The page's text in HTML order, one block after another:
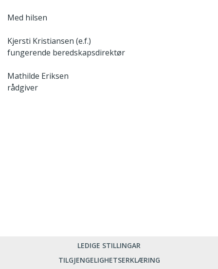
Med hilsen
Kjersti Kristiansen (e.f.)
fungerende beredskapsdirektør
Mathilde Eriksen
rådgiver
LEDIGE STILLINGAR
TILGJENGELIGHETSERKLÆRING